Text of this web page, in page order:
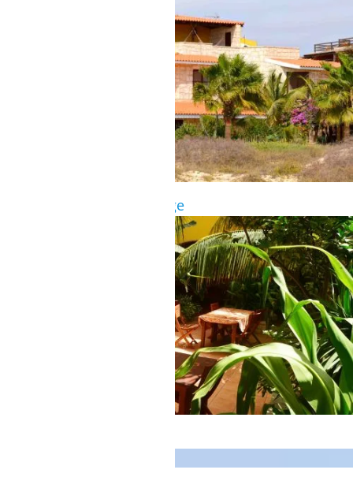
Außenansicht der Surflodge